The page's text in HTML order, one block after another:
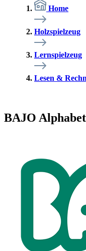
Home
Holzspielzeug
Lernspielzeug
Lesen &
BAJO